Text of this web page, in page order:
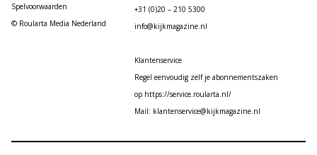
Spelvoorwaarden
© Roularta Media Nederland
+31 (0)20 – 210 5300
info@kijkmagazine.nl
Klantenservice
Regel eenvoudig zelf je abonnementszaken
op https://service.roularta.nl/
Mail: klantenservice@kijkmagazine.nl